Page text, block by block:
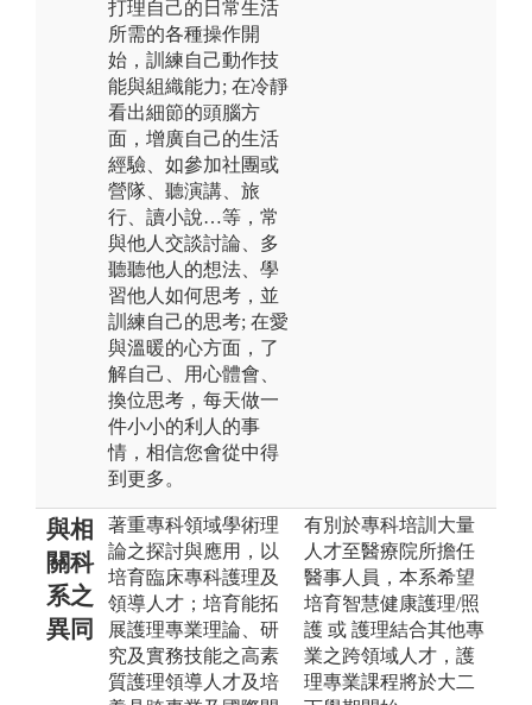
打理自己的日常生活
所需的各種操作開
始，訓練自己動作技
能與組織能力; 在冷靜
看出細節的頭腦方
面，增廣自己的生活
經驗、如參加社團或
營隊、聽演講、旅
行、讀小說…等，常
與他人交談討論、多
聽聽他人的想法、學
習他人如何思考，並
訓練自己的思考; 在愛
與溫暖的心方面，了
解自己、用心體會、
換位思考，每天做一
件小小的利人的事
情，相信您會從中得
到更多。
與相
關科
系之
異同
著重專科領域學術理
論之探討與應用，以
培育臨床專科護理及
領導人才；培育能拓
展護理專業理論、研
究及實務技能之高素
質護理領導人才及培
有別於專科培訓大量
人才至醫療院所擔任
醫事人員，本系希望
培育智慧健康護理/照
護 或 護理結合其他專
業之跨領域人才，護
理專業課程將於大二